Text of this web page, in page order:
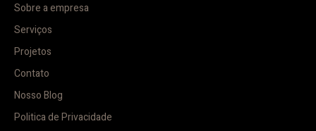
Sobre a empresa
Serviços
Projetos
Contato
Nosso Blog
Politica de Privacidade